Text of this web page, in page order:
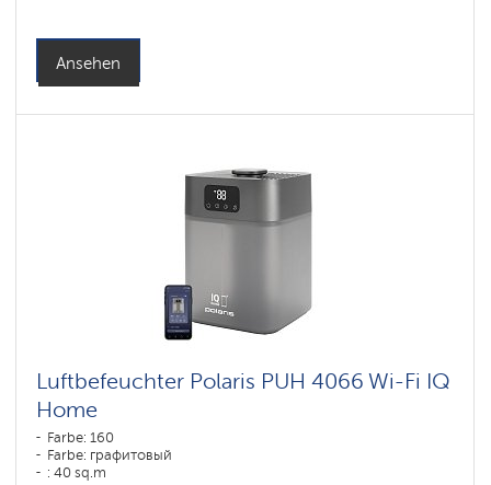
Ansehen
Luftbefeuchter Polaris PUH 4066 Wi-Fi IQ
Home
Farbe: 160
Farbe: графитовый
: 40 sq.m